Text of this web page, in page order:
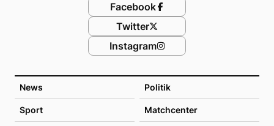
News Politik
Sport Matchcenter
Facebook
Twitter
Instagram